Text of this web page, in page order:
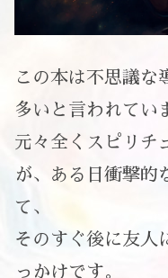
この本は不思議な
多いと言われてい
元々全くスピリチ
が、ある日衝撃的
て、
そのすぐ後に友人
っかけです。